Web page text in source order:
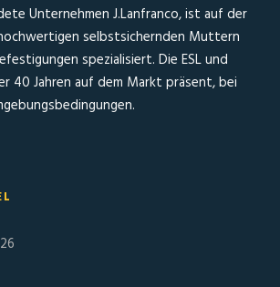
Unternehmen J.Lanfranco, ist auf der
selbstsichernden Muttern
spezialisiert. Die ESL und
40 Jahren auf dem Markt präsent, bei